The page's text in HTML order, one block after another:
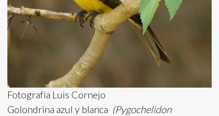
Fotografía Luis Cornejo
Golondrina azul y blanca (Pygochelidon